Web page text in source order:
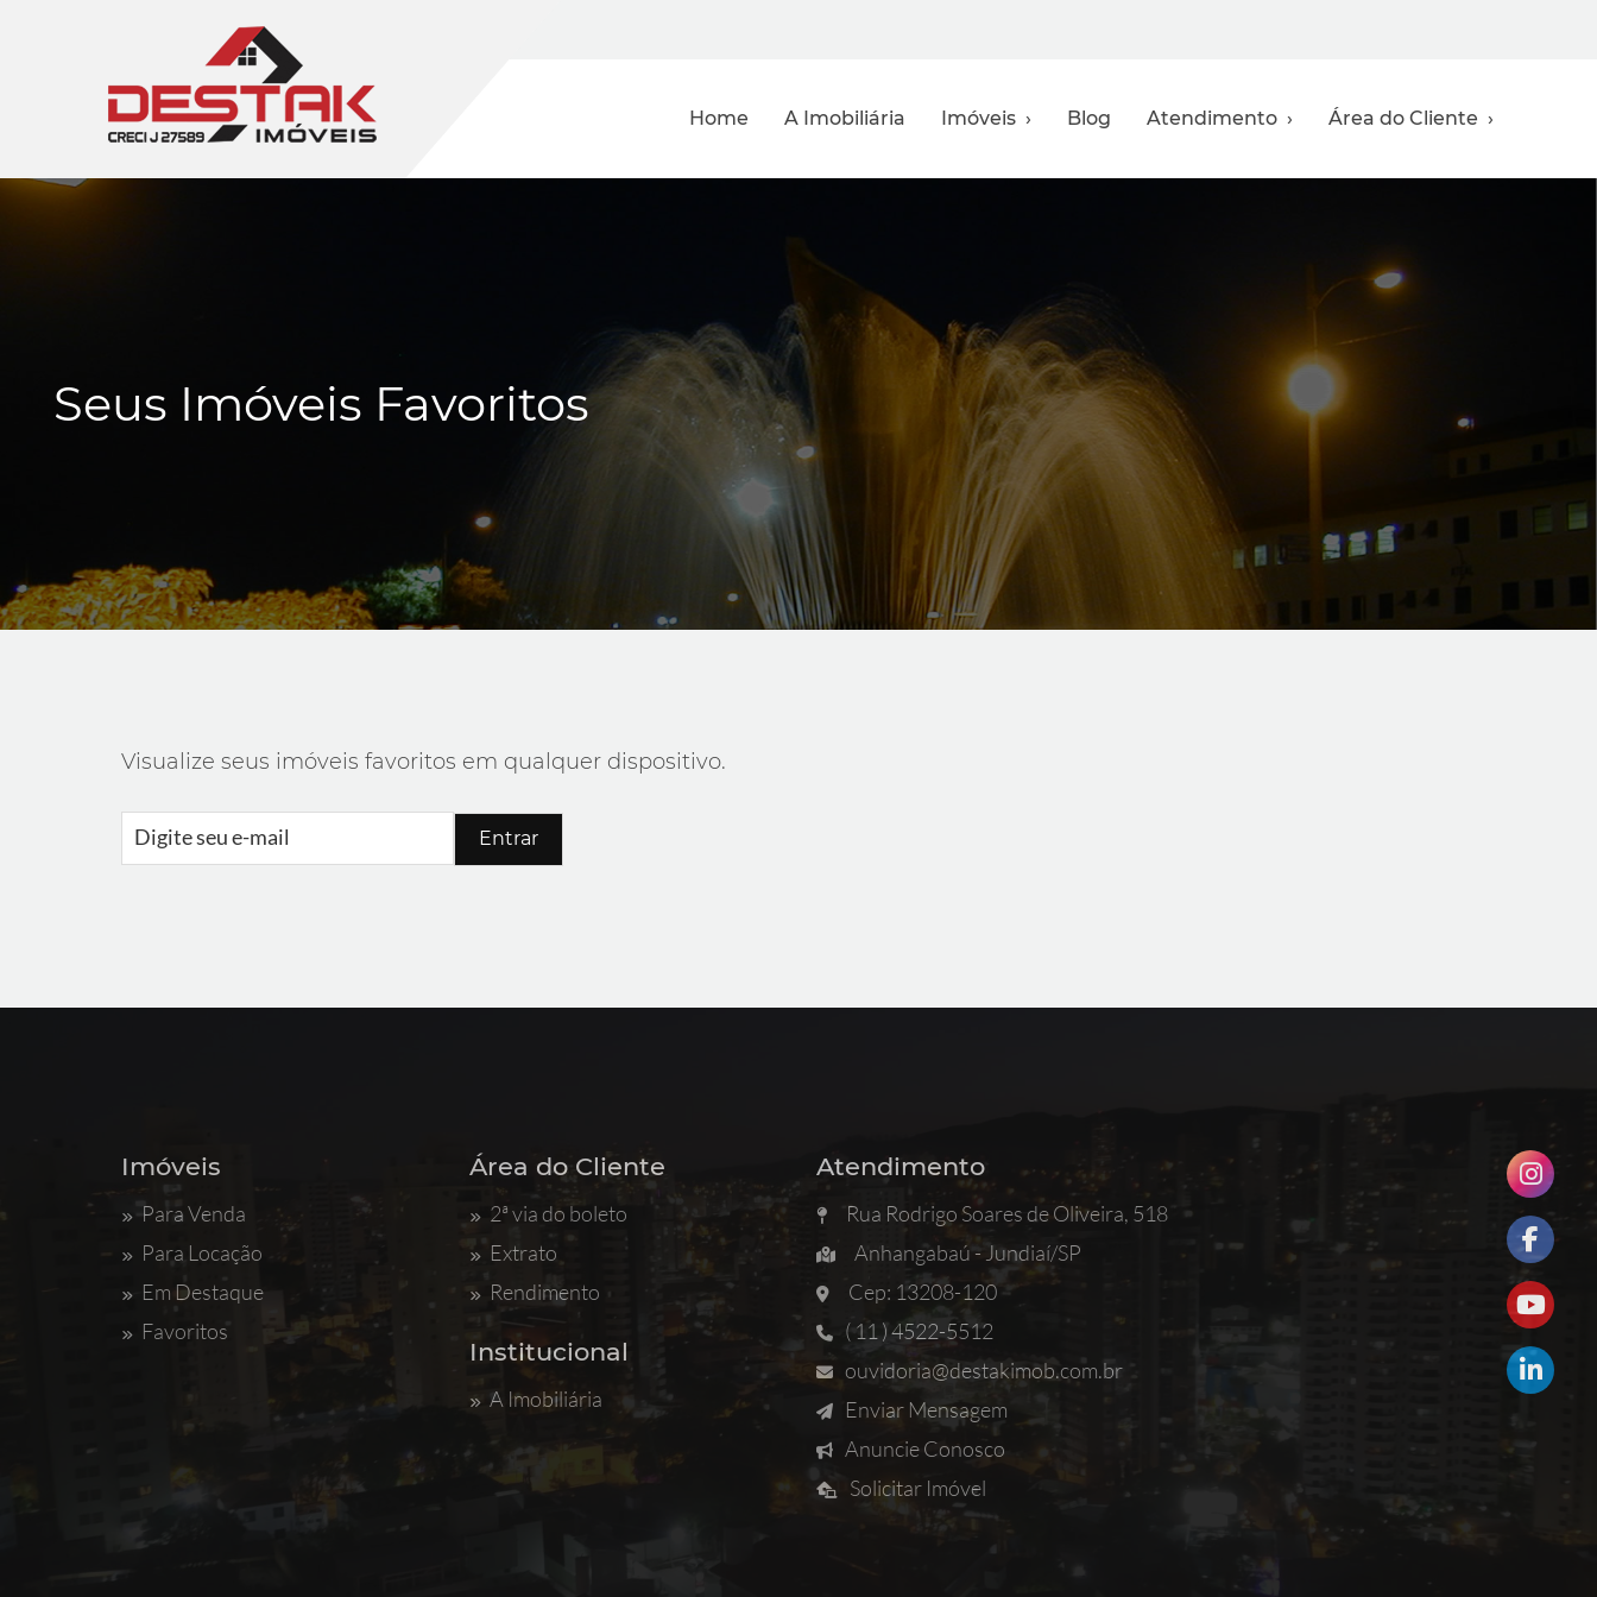
Home A Imobiliária Imóveis › Blog Atendimento › Área do Cliente ›
Seus Imóveis Favoritos
Visualize seus imóveis favoritos em qualquer dispositivo.
Imóveis
Para Venda
Para Locação
Em Destaque
Favoritos
Área do Cliente
2ª via do boleto
Extrato
Rendimento
Institucional
A Imobiliária
Atendimento
Rua Rodrigo Soares de Oliveira, 518
Anhangabaú - Jundiaí/SP
Cep: 13208-120
( 11 ) 4522-5512
ouvidoria@destakimob.com.br
Enviar Mensagem
Anuncie Conosco
Solicitar Imóvel